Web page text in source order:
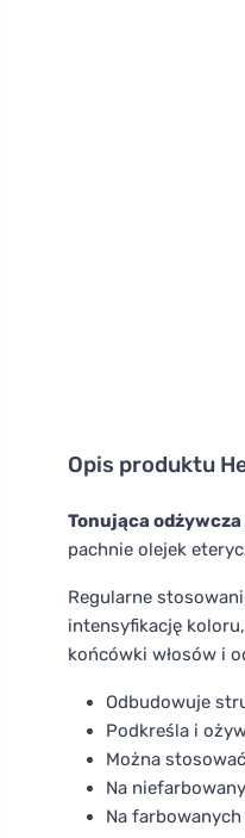
Opis produktu
Tonująca odżywcza
pachnie olejek
Regularne
intensyfikację
końcówki włosów i
Odbudowuje
Podkreśla i
Można
Na
Na